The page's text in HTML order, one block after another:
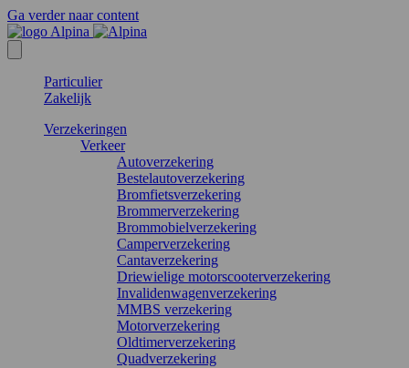
Ga verder naar content
Particulier
Zakelijk
Verzekeringen
Verkeer
Autoverzekering
Bestelautoverzekering
Bromfietsverzekering
Brommerverzekering
Brommobielverzekering
Camperverzekering
Cantaverzekering
Driewielige motorscooterverzekering
Invalidenwagenverzekering
MMBS verzekering
Motorverzekering
Oldtimerverzekering
Quadverzekering